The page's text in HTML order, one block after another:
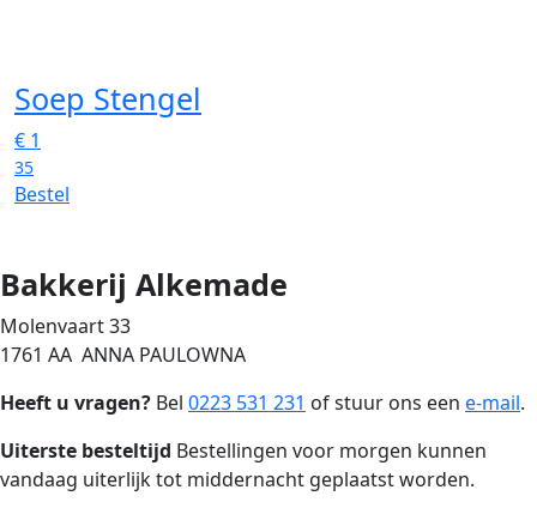
Soep Stengel
€ 1
35
Bestel
Bakkerij Alkemade
Molenvaart 33
1761 AA ANNA PAULOWNA
Heeft u vragen? Bel 0223 531 231 of stuur ons een e-mail.
Uiterste besteltijd Bestellingen voor morgen kunnen
vandaag uiterlijk tot middernacht geplaatst worden.